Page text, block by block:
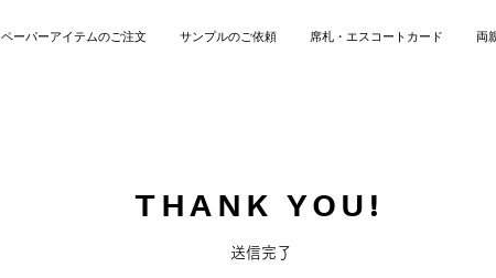
ペーパーアイテムのご注文 サンプルのご依頼 席札・エスコートカード 両
THANK YOU!
送信完了